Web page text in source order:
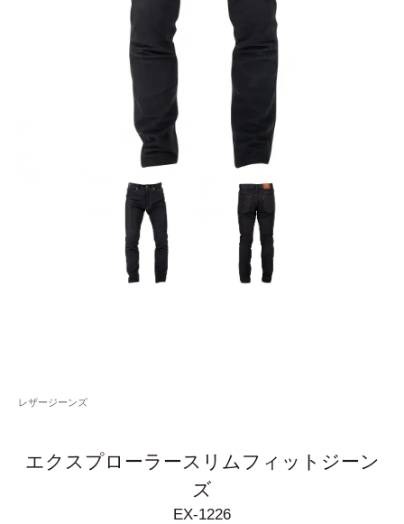
レザージーンズ
エクスプローラースリムフィットジーン
ズ
EX-1226